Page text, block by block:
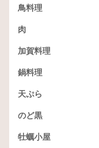
鳥料理
肉
加賀料理
鍋料理
天ぷら
のど黒
牡蠣小屋